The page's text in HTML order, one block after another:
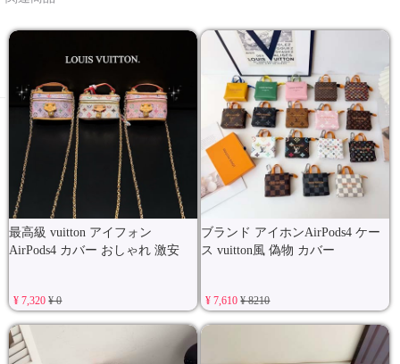
最高級 vuitton アイフォン
AirPods4 カバー おしゃれ 激安
¥ 7,320¥ 0
ブランド アイホンAirPods4 ケー
ス vuitton風 偽物 カバー
¥ 7,610¥ 8210